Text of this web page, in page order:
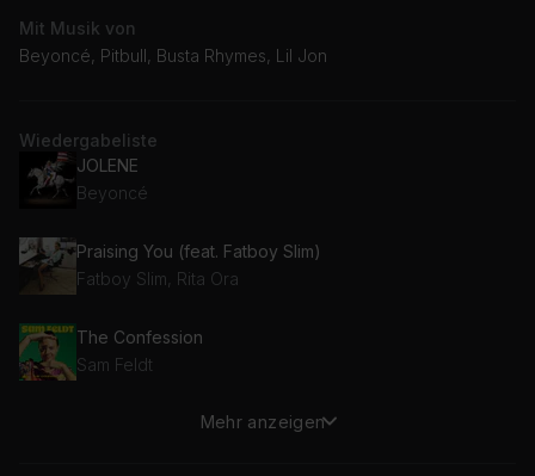
Mit Musik von
Beyoncé, Pitbull, Busta Rhymes, Lil Jon
Wiedergabeliste
JOLENE
Beyoncé
Praising You (feat. Fatboy Slim)
Fatboy Slim, Rita Ora
The Confession
Sam Feldt
Mehr anzeigen